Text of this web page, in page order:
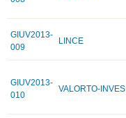
GIUV2013-
009
LINCE
GIUV2013-
010
VALORTO-INVES